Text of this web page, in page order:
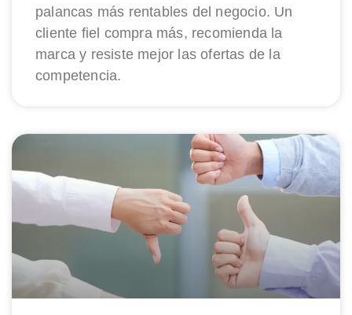
palancas más rentables del negocio. Un
cliente fiel compra más, recomienda la
marca y resiste mejor las ofertas de la
competencia.